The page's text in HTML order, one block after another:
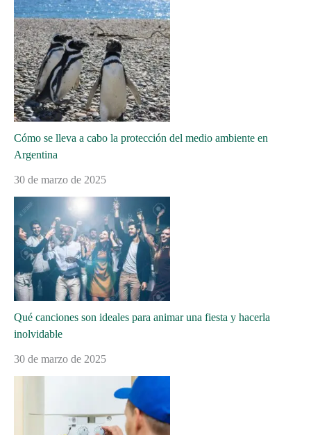
Cómo se lleva a cabo la protección del medio ambiente en
Argentina
30 de marzo de 2025
Qué canciones son ideales para animar una fiesta y hacerla
inolvidable
30 de marzo de 2025